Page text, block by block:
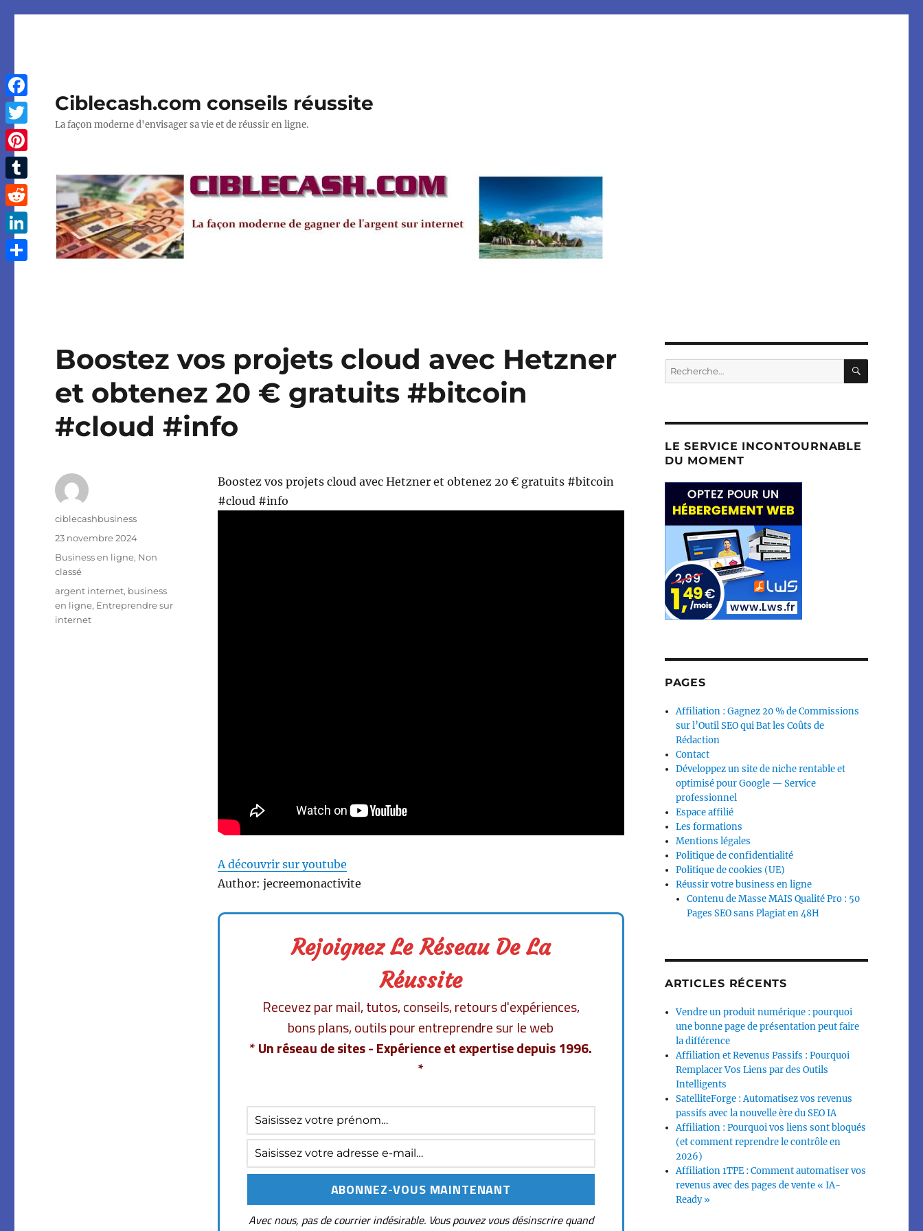
Ciblecash.com conseils réussite
La façon moderne d'envisager sa vie et de réussir en ligne.
Boostez vos projets cloud avec Hetzner
et obtenez 20 € gratuits #bitcoin
#cloud #info
Boostez vos projets cloud avec Hetzner et obtenez 20 € gratuits #bitcoin
#cloud #info
A découvrir sur youtube
Author: jecreemonactivite
Rejoignez Le Réseau De La
Réussite
Recevez par mail, tutos, conseils, retours d'expériences,
bons plans, outils pour entreprendre sur le web
* Un réseau de sites - Expérience et expertise depuis 1996.
*
Avec nous, pas de courrier indésirable. Vous pouvez vous désinscrire quand
Auteur
ciblecashbusiness
Publié
23 novembre 2024
Catégories
Business en ligne, Non
classé
Étiquettes
argent internet, business
en ligne, Entreprendre sur
internet
Recherche
pour :
LE SERVICE INCONTOURNABLE
DU MOMENT
PAGES
Affiliation : Gagnez 20 % de Commissions
sur l’Outil SEO qui Bat les Coûts de
Rédaction
Contact
Développez un site de niche rentable et
optimisé pour Google — Service
professionnel
Espace affilié
Les formations
Mentions légales
Politique de confidentialité
Politique de cookies (UE)
Réussir votre business en ligne
Contenu de Masse MAIS Qualité Pro : 50
Pages SEO sans Plagiat en 48H
ARTICLES RÉCENTS
Vendre un produit numérique : pourquoi
une bonne page de présentation peut faire
la différence
Affiliation et Revenus Passifs : Pourquoi
Remplacer Vos Liens par des Outils
Intelligents
SatelliteForge : Automatisez vos revenus
passifs avec la nouvelle ère du SEO IA
Affiliation : Pourquoi vos liens sont bloqués
(et comment reprendre le contrôle en
2026)
Affiliation 1TPE : Comment automatiser vos
revenus avec des pages de vente « IA-
Ready »
Facebook
Twitter
Pinterest
Tumblr
Reddit
LinkedIn